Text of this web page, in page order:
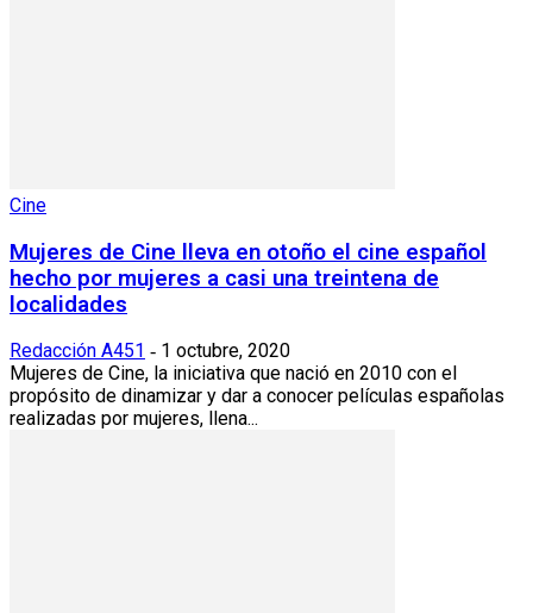
Cine
Mujeres de Cine lleva en otoño el cine español
hecho por mujeres a casi una treintena de
localidades
Redacción A451 - 1 octubre, 2020
Mujeres de Cine, la iniciativa que nació en 2010 con el
propósito de dinamizar y dar a conocer películas españolas
realizadas por mujeres, llena...